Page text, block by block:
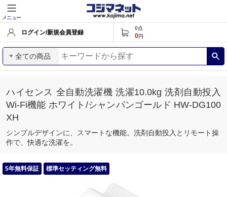
メニュー
ログイン/新規会員登録
0点
0円
全ての商品
ハイセンス 全自動洗濯機 洗濯10.0kg 洗剤自動投入
Wi-Fi機能 ホワイト/シャンパンゴールド HW-DG100
XH
シンプルデザインに、スマートな機能。洗剤自動投入とリモート操
作で、快適な洗濯を。
5年無料保証 標準セッティング無料